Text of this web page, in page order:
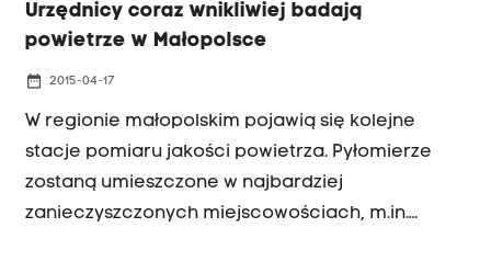
Urzędnicy coraz wnikliwiej badają
powietrze w Małopolsce
date_range 2015-04-17
W regionie małopolskim pojawią się kolejne
stacje pomiaru jakości powietrza. Pyłomierze
zostaną umieszczone w najbardziej
zanieczyszczonych miejscowościach, m.in.